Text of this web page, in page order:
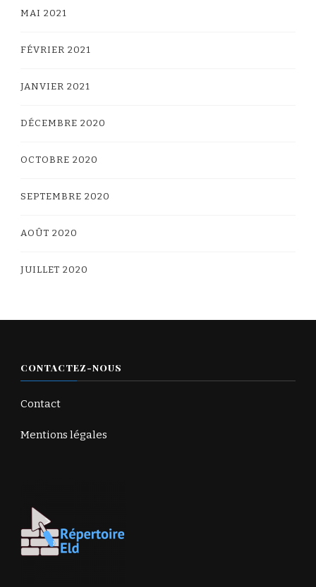
MAI 2021
FÉVRIER 2021
JANVIER 2021
DÉCEMBRE 2020
OCTOBRE 2020
SEPTEMBRE 2020
AOÛT 2020
JUILLET 2020
CONTACTEZ-NOUS
Contact
Mentions légales